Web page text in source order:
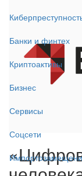
Банки и финтех
Криптоактивы
Бизнес
Сервисы
Соцсети